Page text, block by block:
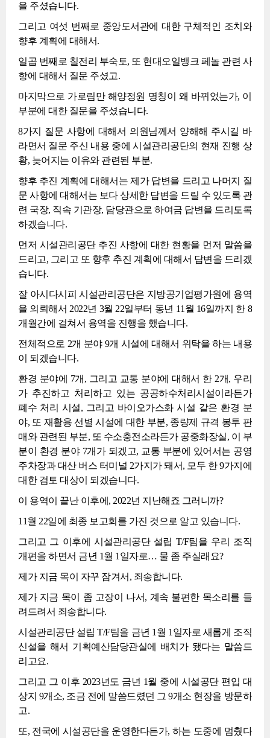
을 주셨습니다.
그리고 여섯 번째로 중앙도서관에 대한 구체적인 조치와
향후 계획에 대해서.
일곱 번째로 칠전리 부숙토, 또 현대오일뱅크 페놀 관련 사
항에 대해서 질문 주셨고.
마지막으로 가로림만 해양정원 명칭이 왜 바뀌었는가, 이
부분에 대한 질문을 주셨습니다.
8가지 질문 사항에 대해서 의원님께서 양해해 주시길 바
라면서 질문 주신 내용 중에 시설관리공단의 현재 진행 상
황, 늦어지는 이유와 관련된 부분.
향후 추진 계획에 대해서는 제가 답변을 드리고 나머지 질
문 사항에 대해서는 보다 상세한 답변을 드릴 수 있도록 관
련 국장, 직속 기관장, 담당관으로 하여금 답변을 드리도록
하겠습니다.
먼저 시설관리공단 추진 사항에 대한 현황을 먼저 말씀을
드리고, 그리고 또 향후 추진 계획에 대해서 답변을 드리겠
습니다.
잘 아시다시피 시설관리공단은 지방공기업평가원에 용역
을 의뢰해서 2022년 3월 22일부터 동년 11월 16일까지 한 8
개월간에 걸쳐서 용역을 진행을 했습니다.
전체적으로 2개 분야 9개 시설에 대해서 위탁을 하는 내용
이 되겠습니다.
환경 분야에 7개, 그리고 교통 분야에 대해서 한 2개, 우리
가 추진하고 처리하고 있는 공공하수처리시설이라든가
폐수 처리 시설, 그리고 바이오가스화 시설 같은 환경 분
야, 또 재활용 선별 시설에 대한 부분, 종량제 규격 봉투 판
매와 관련된 부분, 또 수소충전소라든가 공중화장실, 이 부
분이 환경 분야 7개가 되겠고, 교통 부분에 있어서는 공영
주차장과 대산 버스 터미널 2가지가 돼서, 모두 한 9가지에
대한 검토 대상이 되겠습니다.
이 용역이 끝난 이후에, 2022년 지난해죠 그러니까?
11월 22일에 최종 보고회를 가진 것으로 알고 있습니다.
그리고 그 이후에 시설관리공단 설립 T/F팀을 우리 조직
개편을 하면서 금년 1월 1일자로… 물 좀 주실래요?
제가 지금 목이 자꾸 잠겨서, 죄송합니다.
제가 지금 목이 좀 고장이 나서, 계속 불편한 목소리를 들
려드려서 죄송합니다.
시설관리공단 설립 T/F팀을 금년 1월 1일자로 새롭게 조직
신설을 해서 기획예산담당관실에 배치가 됐다는 말씀드
리고요.
그리고 그 이후 2023년도 금년 1월 중에 시설공단 편입 대
상지 9개소, 조금 전에 말씀드렸던 그 9개소 현장을 방문하
고.
또, 전국에 시설공단을 운영한다든가, 하는 도중에 멈췄다